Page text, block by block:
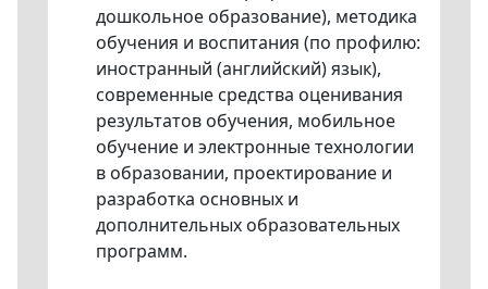
дошкольное образование), методика
обучения и воспитания (по профилю:
иностранный (английский) язык),
современные средства оценивания
результатов обучения, мобильное
обучение и электронные технологии
в образовании, проектирование и
разработка основных и
дополнительных образовательных
программ.